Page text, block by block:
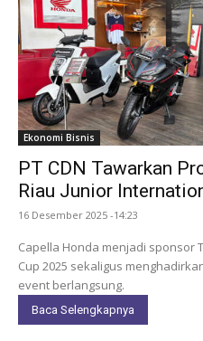
Ekonomi Bisnis
PT CDN Tawarkan
Riau Junior
16 Desember 2025 -14:23
Capella Honda menjadi sponsor
Cup 2025 sekaligus
event berlangsung.
Baca Selengkapnya